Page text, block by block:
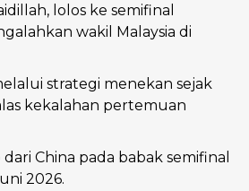
lolos ke semifinal
wakil Malaysia di
strategi menekan sejak
kekalahan pertemuan
China pada babak semifinal
2026.